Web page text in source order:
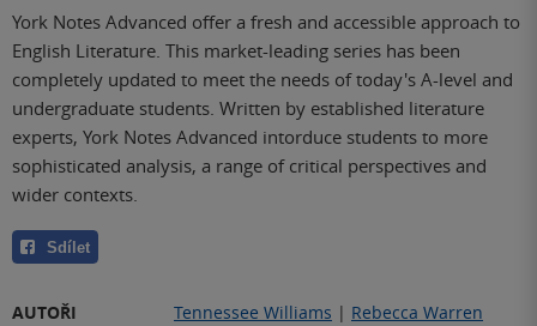
York Notes Advanced offer a fresh and accessible approach to
English Literature. This market-leading series has been
completely updated to meet the needs of today's A-level and
undergraduate students. Written by established literature
experts, York Notes Advanced intorduce students to more
sophisticated analysis, a range of critical perspectives and
wider contexts.
Sdílet
AUTOŘI Tennessee Williams | Rebecca Warren